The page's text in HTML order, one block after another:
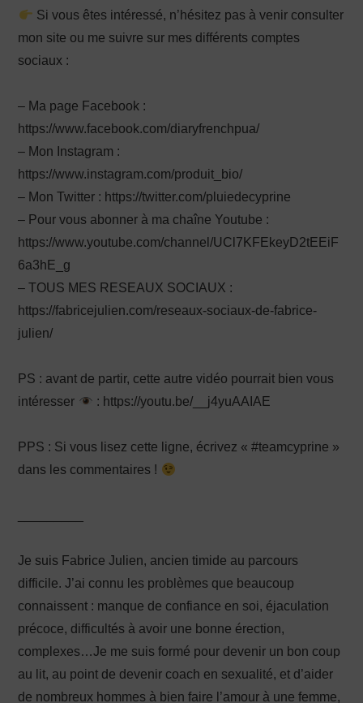
Si vous êtes intéressé, n’hésitez pas à venir consulter
mon site ou me suivre sur mes différents comptes
sociaux :
– Ma page Facebook :
https://www.facebook.com/diaryfrenchpua/
– Mon Instagram :
https://www.instagram.com/produit_bio/
– Mon Twitter : https://twitter.com/pluiedecyprine
– Pour vous abonner à ma chaîne Youtube :
https://www.youtube.com/channel/UCl7KFEkeyD2tEEiF
6a3hE_g
– TOUS MES RESEAUX SOCIAUX :
https://fabricejulien.com/reseaux-sociaux-de-fabrice-
julien/
PS : avant de partir, cette autre vidéo pourrait bien vous
intéresser
: https://youtu.be/__j4yuAAIAE
PPS : Si vous lisez cette ligne, écrivez « #teamcyprine »
dans les commentaires !
Je suis Fabrice Julien, ancien timide au parcours
difficile. J’ai connu les problèmes que beaucoup
connaissent : manque de confiance en soi, éjaculation
précoce, difficultés à avoir une bonne érection,
complexes…Je me suis formé pour devenir un bon coup
au lit, au point de devenir coach en sexualité, et d’aider
de nombreux hommes à bien faire l’amour à une femme,